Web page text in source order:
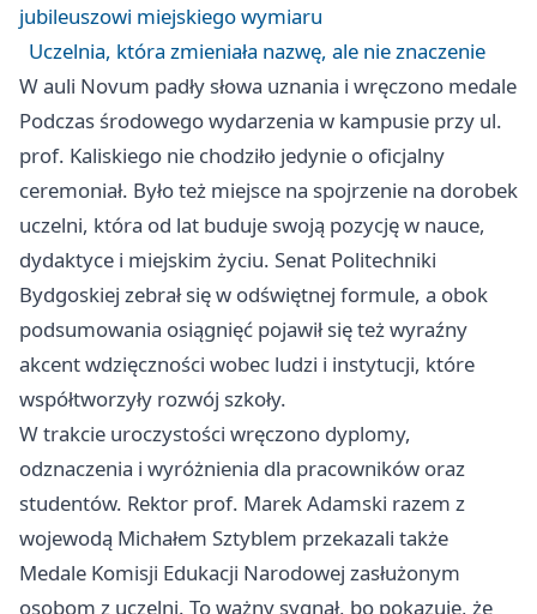
jubileuszowi miejskiego wymiaru
Uczelnia, która zmieniała nazwę, ale nie znaczenie
W auli Novum padły słowa uznania i wręczono medale
Podczas środowego wydarzenia w kampusie przy ul.
prof. Kaliskiego nie chodziło jedynie o oficjalny
ceremoniał. Było też miejsce na spojrzenie na dorobek
uczelni, która od lat buduje swoją pozycję w nauce,
dydaktyce i miejskim życiu. Senat Politechniki
Bydgoskiej zebrał się w odświętnej formule, a obok
podsumowania osiągnięć pojawił się też wyraźny
akcent wdzięczności wobec ludzi i instytucji, które
współtworzyły rozwój szkoły.
W trakcie uroczystości wręczono dyplomy,
odznaczenia i wyróżnienia dla pracowników oraz
studentów. Rektor prof. Marek Adamski razem z
wojewodą Michałem Sztyblem przekazali także
Medale Komisji Edukacji Narodowej zasłużonym
osobom z uczelni. To ważny sygnał, bo pokazuje, że